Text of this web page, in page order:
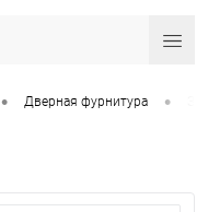
• Дверная фурнитура •